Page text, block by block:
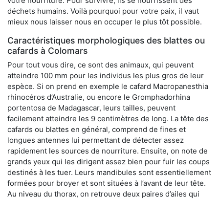
déchets humains. Voilà pourquoi pour votre paix, il vaut
mieux nous laisser nous en occuper le plus tôt possible.
Caractéristiques morphologiques des blattes ou
cafards à Colomars
Pour tout vous dire, ce sont des animaux, qui peuvent
atteindre 100 mm pour les individus les plus gros de leur
espèce. Si on prend en exemple le cafard Macropanesthia
rhinocéros d’Australie, ou encore le Gromphadorhina
portentosa de Madagascar, leurs tailles, peuvent
facilement atteindre les 9 centimètres de long. La tête des
cafards ou blattes en général, comprend de fines et
longues antennes lui permettant de détecter assez
rapidement les sources de nourriture. Ensuite, on note de
grands yeux qui les dirigent assez bien pour fuir les coups
destinés à les tuer. Leurs mandibules sont essentiellement
formées pour broyer et sont situées à l’avant de leur tête.
Au niveau du thorax, on retrouve deux paires d’ailes qui